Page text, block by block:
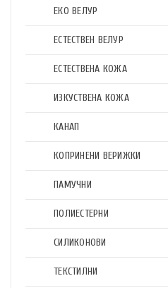
ЕКО ВЕЛУР
ЕСТЕСТВЕН ВЕЛУР
ЕСТЕСТВЕНА КОЖА
ИЗКУСТВЕНА КОЖА
КАНАП
КОПРИНЕНИ ВЕРИЖКИ
ПАМУЧНИ
ПОЛИЕСТЕРНИ
СИЛИКОНОВИ
ТЕКСТИЛНИ